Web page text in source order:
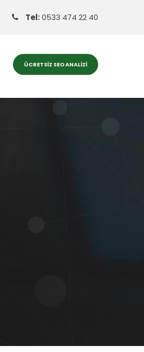
Tel:0533 474 22 40
ÜCRETSIZ SEO ANALIZI